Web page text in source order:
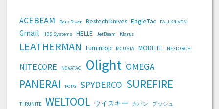
ACEBEAM Bark River Bestech knives EagleTac FALLKNIVEN
Gmail HDS Systems HELLE JetBeam Klarus
LEATHERMAN Lumintop MCUSTA MODLITE NEXTORCH
NITECORE NOVATAC Olight OMEGA
PANERAI POP3 SPYDERCO SUREFIRE
THRUNITE WELTOOL ウイスキー カバン プッシュ